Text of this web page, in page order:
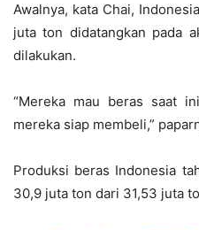
Awalnya, kata Chai,
juta ton didatangkan pada
dilakukan.
“Mereka mau beras saat
mereka siap membeli,”
Produksi beras Indonesia
30,9 juta ton dari 31,53 juta